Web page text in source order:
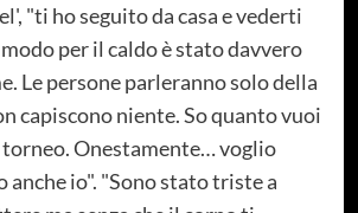
"ti ho seguito da casa e vederti
per il caldo è stato davvero
Le persone parleranno solo della
capiscono niente. So quanto vuoi
Onestamente… voglio
io". "Sono stato triste a